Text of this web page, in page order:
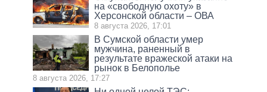
на «свободную охоту» в
Херсонской области – ОВА
8 августа 2026, 17:01
В Сумской области умер
мужчина, раненный в
результате вражеской атаки на
рынок в Белополье
8 августа 2026, 17:27